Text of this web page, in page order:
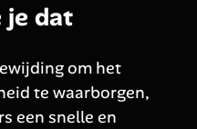
je dat
om het
te waarborgen,
een snelle en